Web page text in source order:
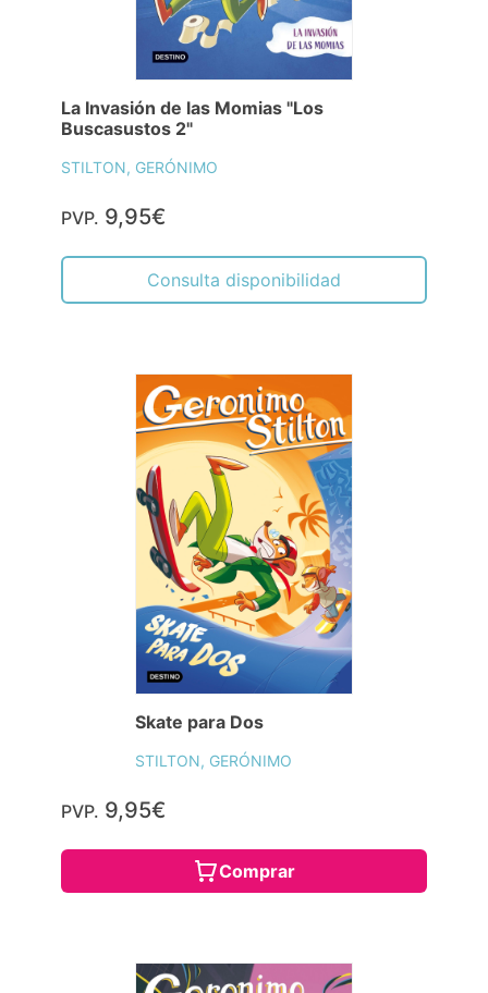
La Invasión de las Momias "Los
Buscasustos 2"
STILTON, GERÓNIMO
PVP. 9,95€
Consulta disponibilidad
Skate para Dos
STILTON, GERÓNIMO
PVP. 9,95€
Comprar